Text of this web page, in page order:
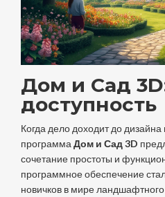
Дом и Сад
доступность
Когда дело доходит до
программаДом и Сад 3D
сочетание простоты и
программное обеспечение
новичков в мире